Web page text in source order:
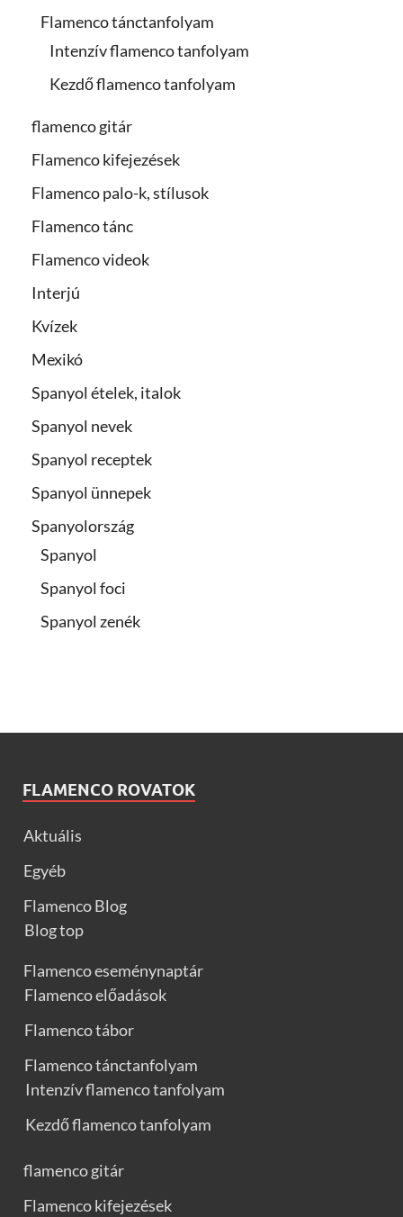
Flamenco tánctanfolyam
Intenzív flamenco tanfolyam
Kezdő flamenco tanfolyam
flamenco gitár
Flamenco kifejezések
Flamenco palo-k, stílusok
Flamenco tánc
Flamenco videok
Interjú
Kvízek
Mexikó
Spanyol ételek, italok
Spanyol nevek
Spanyol receptek
Spanyol ünnepek
Spanyolország
Spanyol
Spanyol foci
Spanyol zenék
FLAMENCO ROVATOK
Aktuális
Egyéb
Flamenco Blog
Blog top
Flamenco eseménynaptár
Flamenco előadások
Flamenco tábor
Flamenco tánctanfolyam
Intenzív flamenco tanfolyam
Kezdő flamenco tanfolyam
flamenco gitár
Flamenco kifejezések